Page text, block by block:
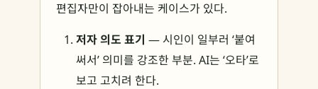
편집자만이 잡아내는 케이스가 있다.
저자 의도 표기 — 시인이 일부러 ‘붙여
써서’ 의미를 강조한 부분. AI는 ‘오타’로
보고 고치려 한다.